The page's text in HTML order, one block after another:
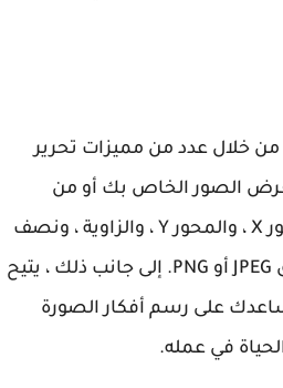
من خلال عدد من مميزات تحرير
الصور الخاص بك أو من
الكاميرا أو من الويب. هناك 5 أنواع من التناظر تم إنشاؤها على الرسم: المحور X ، والمحور Y ، والزاوية ، ونصف
القطر ، والمشكال. بمجرد الانتهاء من تحرير الصورة ، سيتم حفظها بتنسيق JPEG أو PNG. إلى جانب ذلك ، يتيح
على رسم أفكار الصورة
في عمله.